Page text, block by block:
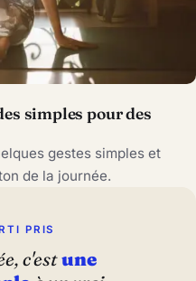
simples pour des
gestes simples et
de la journée.
PRIS
c'estune